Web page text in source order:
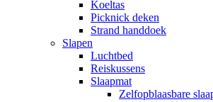
Koeltas
Picknick deken
Strand handdoek
Slapen
Luchtbed
Reiskussens
Slaapmat
Zelfopblaasbare